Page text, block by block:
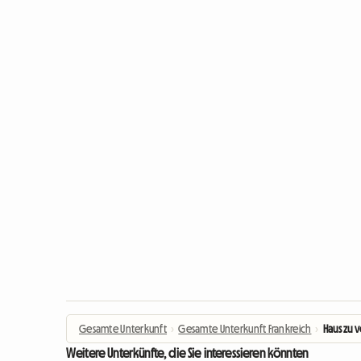
Gesamte Unterkunft › Gesamte Unterkunft Frankreich › Haus zu
Weitere Unterkünfte, die Sie interessieren könnten